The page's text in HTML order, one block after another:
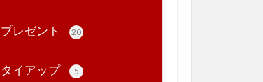
プレゼント 20
タイアップ 5